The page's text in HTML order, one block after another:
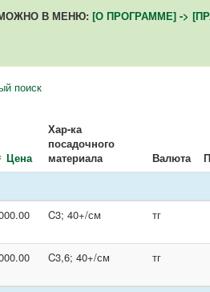
В МЕНЮ: [О ПРОГРАММЕ] ->
поиск
Цена
Хар-ка
посадочного
материала
Валюта
C3; 40+/см тг
C3,6; 40+/см тг